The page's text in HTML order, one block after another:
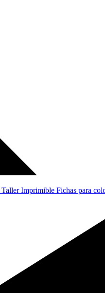
TallerImprimible Fichas para